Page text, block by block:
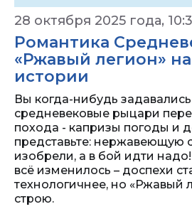
28 октября 2025 года,
Романтика
«Ржавый легион»
истории
Вы когда-нибудь
средневековые рыцари
похода - капризы погоды и
представьте: нержавеющую
изобрели, а в бой идти
всё изменилось – доспехи
технологичнее, но «Ржавый
строю.